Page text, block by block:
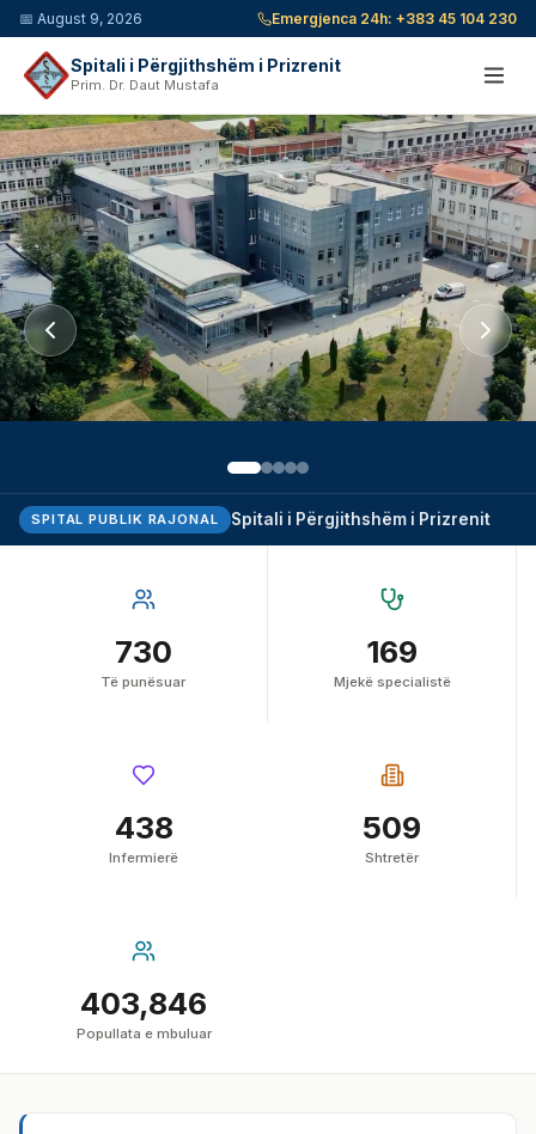
📅 August 9, 2026 Emergjenca 24h: +383 45 104 230
Spitali i Përgjithshëm i Prizrenit
Prim. Dr. Daut Mustafa
SPITAL PUBLIK RAJONAL Spitali i Përgjithshëm i Prizrenit
730
Të punësuar
169
Mjekë specialistë
438
Infermierë
509
Shtretër
403,846
Popullata e mbuluar